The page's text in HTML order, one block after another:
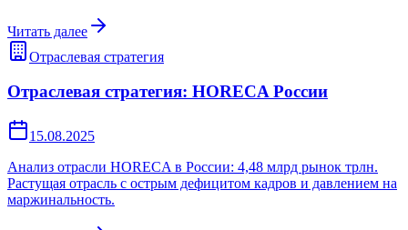
Читать далее
Отраслевая стратегия
Отраслевая стратегия: HORECA России
15.08.2025
Анализ отрасли HORECA в России: 4,48 млрд рынок трлн.
Растущая отрасль с острым дефицитом кадров и давлением на
маржинальность.